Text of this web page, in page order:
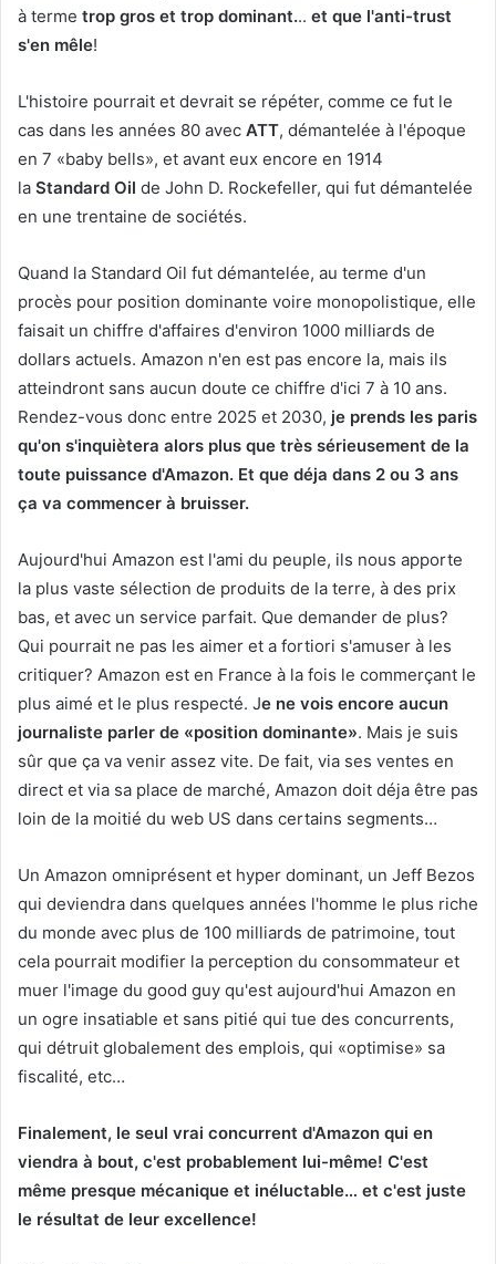
à terme trop gros et trop dominant... et que l'anti-trust
s'en mêle!
L'histoire pourrait et devrait se répéter, comme ce fut le
cas dans les années 80 avec ATT, démantelée à l'époque
en 7 «baby bells», et avant eux encore en 1914
la Standard Oil de John D. Rockefeller, qui fut démantelée
en une trentaine de sociétés.
Quand la Standard Oil fut démantelée, au terme d'un
procès pour position dominante voire monopolistique, elle
faisait un chiffre d'affaires d'environ 1000 milliards de
dollars actuels. Amazon n'en est pas encore la, mais ils
atteindront sans aucun doute ce chiffre d'ici 7 à 10 ans.
Rendez-vous donc entre 2025 et 2030, je prends les paris
qu'on s'inquiètera alors plus que très sérieusement de la
toute puissance d'Amazon. Et que déja dans 2 ou 3 ans
ça va commencer à bruisser.
Aujourd'hui Amazon est l'ami du peuple, ils nous apporte
la plus vaste sélection de produits de la terre, à des prix
bas, et avec un service parfait. Que demander de plus?
Qui pourrait ne pas les aimer et a fortiori s'amuser à les
critiquer? Amazon est en France à la fois le commerçant le
plus aimé et le plus respecté. Je ne vois encore aucun
journaliste parler de «position dominante». Mais je suis
sûr que ça va venir assez vite. De fait, via ses ventes en
direct et via sa place de marché, Amazon doit déja être pas
loin de la moitié du web US dans certains segments…
Un Amazon omniprésent et hyper dominant, un Jeff Bezos
qui deviendra dans quelques années l'homme le plus riche
du monde avec plus de 100 milliards de patrimoine, tout
cela pourrait modifier la perception du consommateur et
muer l'image du good guy qu'est aujourd'hui Amazon en
un ogre insatiable et sans pitié qui tue des concurrents,
qui détruit globalement des emplois, qui «optimise» sa
fiscalité, etc…
Finalement, le seul vrai concurrent d'Amazon qui en
viendra à bout, c'est probablement lui-même! C'est
même presque mécanique et inéluctable… et c'est juste
le résultat de leur excellence!